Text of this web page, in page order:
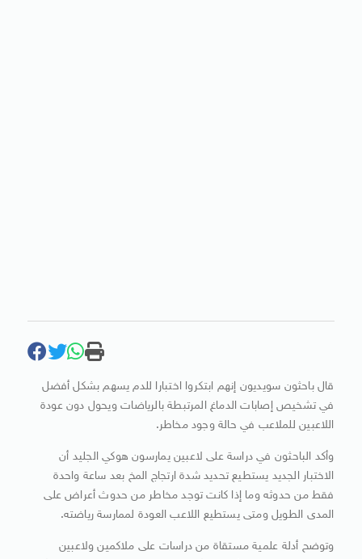
قال باحثون سويديون إنهم ابتكروا اختبارا للدم يسهم بشكل أفضل
في تشخيص إصابات الدماغ المرتبطة بالرياضات ويحول دون عودة
اللاعبين للملاعب في حالة وجود مخاطر.
وأكد الباحثون في دراسة على لاعبين يمارسون هوكي الجليد أن
الاختبار الجديد يستطيع تحديد شدة ارتجاج المخ بعد ساعة واحدة
فقط من حدوثه وما إذا كانت توجد مخاطر من حدوث أعراض على
المدى الطويل ومتى يستطيع اللاعب العودة لممارسة رياضته.
وتوضح أدلة علمية مستقاة من دراسات على ملاكمين ولاعبين